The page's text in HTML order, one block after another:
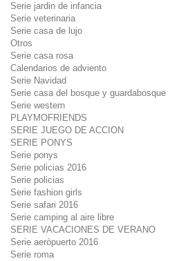
Serie jardin de infancia
Serie veterinaria
Serie casa de lujo
Otros
Serie casa rosa
Calendarios de adviento
Serie Navidad
Serie casa del bosque y guardabosque
Serie western
PLAYMOFRIENDS
SERIE JUEGO DE ACCION
SERIE PONYS
Serie ponys
Serie policias 2016
Serie policias
Serie fashion girls
Serie safari 2016
Serie camping al aire libre
SERIE VACACIONES DE VERANO
Serie aeròpuerto 2016
Serie roma